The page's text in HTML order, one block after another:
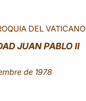
DEL VATICANO
JUAN PABLO II
de 1978